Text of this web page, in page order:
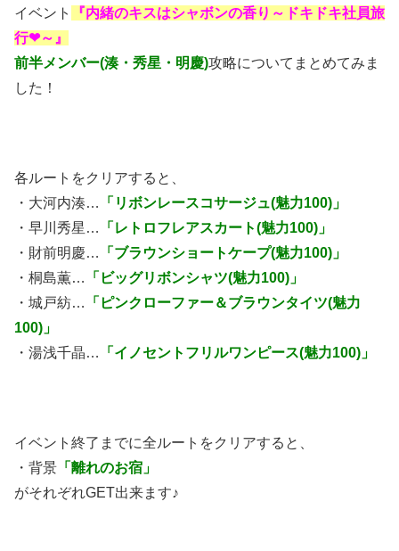
イベント
『内緒のキスはシャボンの香り～ドキドキ社員旅
行❤～』
前半メンバー(湊・秀星・明慶)攻略についてまとめてみま
した！
各ルートをクリアすると、
・大河内湊…
「リボンレースコサージュ(魅力100)」
・早川秀星…
「レトロフレアスカート(魅力100)」
・財前明慶…
「ブラウンショートケープ(魅力100)」
・桐島薫…
「ビッグリボンシャツ(魅力100)」
・城戸紡…
「ピンクローファー＆ブラウンタイツ(魅力
100)」
・湯浅千晶…
「イノセントフリルワンピース(魅力100)」
イベント終了までに全ルートをクリアすると、
・背景 「離れのお宿」
がそれぞれGET出来ます♪